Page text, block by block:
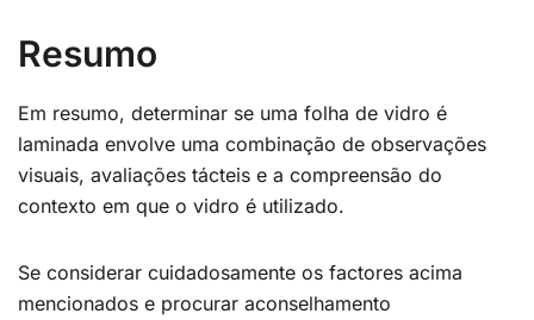
Resumo
Em resumo, determinar se uma folha de vidro é
laminada envolve uma combinação de observações
visuais, avaliações tácteis e a compreensão do
contexto em que o vidro é utilizado.
Se considerar cuidadosamente os factores acima
mencionados e procurar aconselhamento